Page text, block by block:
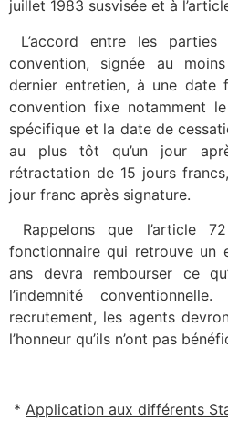
juillet 1983 susvisée et à
L’accord entre les
convention, signée au
dernier entretien, à une date
convention fixe notamment
spécifique et la date de
au plus tôt qu’un jour
rétractation de 15 jours
jour franc après signature.
Rappelons que l’article
fonctionnaire qui retrouve un
ans devra rembourser ce
l’indemnité
recrutement, les agents
l’honneur qu’ils n’ont pas
* Application aux différents